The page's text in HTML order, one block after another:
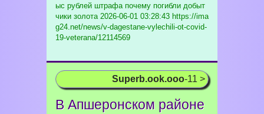
ыс рублей штрафа почему погибли добыт
чики золота2026-06-01 03:28:43 https://ima
g24.net/news/v-dagestane-vylechili-ot-covid-
19-veterana/12114569
Superb.ook.ooo-11 >
В Апшеронском районе